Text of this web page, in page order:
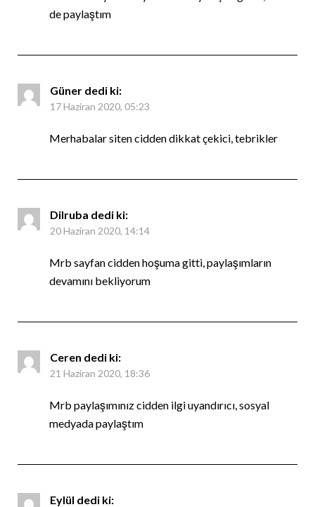
de paylaştım
Güner dedi ki:
17 Haziran 2020, 05:23
Merhabalar siten cidden dikkat çekici, tebrikler
Dilruba dedi ki:
20 Haziran 2020, 14:14
Mrb sayfan cidden hoşuma gitti, paylaşımların
devamını bekliyorum
Ceren dedi ki:
21 Haziran 2020, 18:36
Mrb paylaşımınız cidden ilgi uyandırıcı, sosyal
medyada paylaştım
Eylül dedi ki: